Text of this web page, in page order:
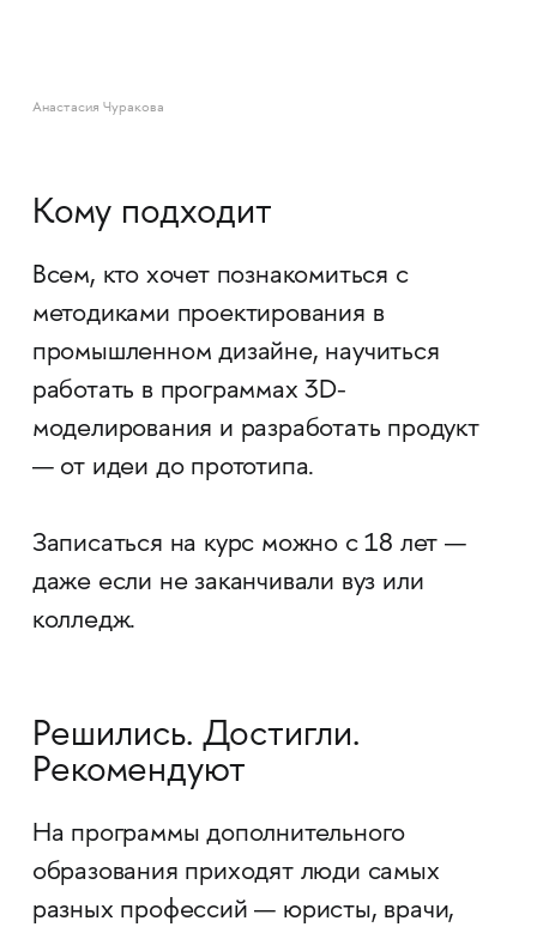
Анастасия Чуракова
Кому подходит
Всем, кто хочет познакомиться с
методиками проектирования в
промышленном дизайне, научиться
работать в программах 3D-
моделирования и разработать продукт
— от идеи до прототипа.
Записаться на курс можно с 18 лет —
даже если не заканчивали вуз или
колледж.
Решились. Достигли.
Рекомендуют
На программы дополнительного
образования приходят люди самых
разных профессий — юристы, врачи,